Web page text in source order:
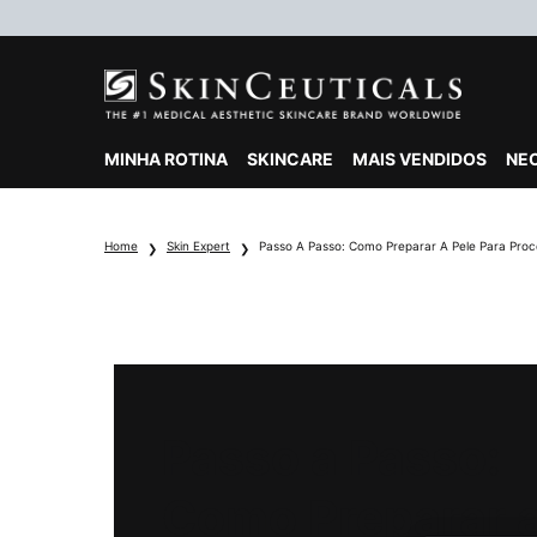
MINHA ROTINA SKINCARE MAIS VENDIDOS
Home Skin Expert Passo A Passo: Como Preparar A Pele Para